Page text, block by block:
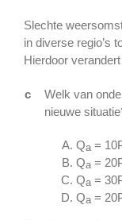
Slechte
in diverse regio’s
Hierdoor
c
Welk van
nieuwe
Qa =
Qa =
Qa =
Qa =